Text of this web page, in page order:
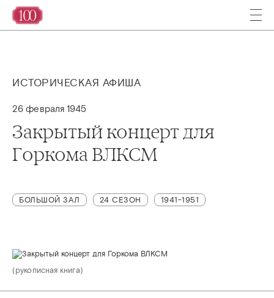
ИСТОРИЧЕСКАЯ АФИША
26 февраля 1945
Закрытый концерт для
Горкома ВЛКСМ
БОЛЬШОЙ ЗАЛ 24 СЕЗОН 1941-1951
(рукописная книга)